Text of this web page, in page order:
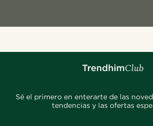
Sé el primero en enterarte de las
tendencias y las ofertas